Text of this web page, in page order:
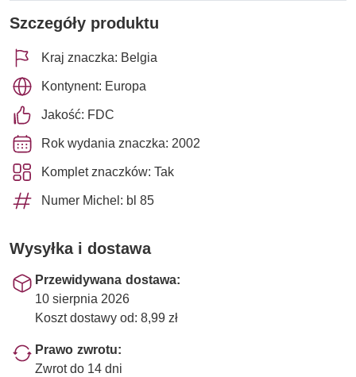
Szczegóły produktu
Kraj znaczka: Belgia
Kontynent: Europa
Jakość: FDC
Rok wydania znaczka: 2002
Komplet znaczków: Tak
Numer Michel: bl 85
Wysyłka i dostawa
Przewidywana dostawa:
10 sierpnia 2026
Koszt dostawy od: 8,99 zł
Prawo zwrotu:
Zwrot do 14 dni